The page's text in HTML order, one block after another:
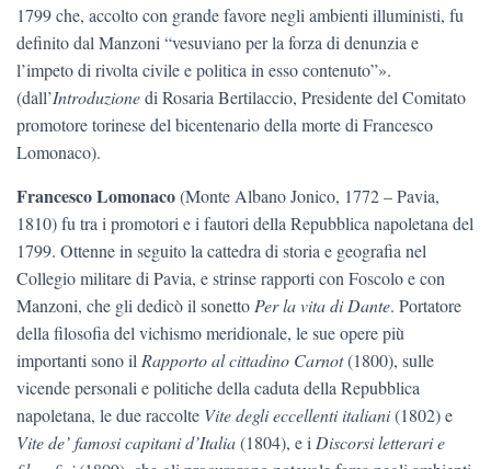
1799 che, accolto con grande favore negli ambienti illuministi, fu
definito dal Manzoni “vesuviano per la forza di denunzia e
l’impeto di rivolta civile e politica in esso contenuto”».
(dall’Introduzionedi Rosaria Bertilaccio, Presidente del Comitato
promotore torinese del bicentenario della morte di Francesco
Lomonaco).
Francesco Lomonaco(Monte Albano Jonico, 1772 – Pavia,
1810) fu tra i promotori e i fautori della Repubblica napoletana del
1799. Ottenne in seguito la cattedra di storia e geografia nel
Collegio militare di Pavia, e strinse rapporti con Foscolo e con
Manzoni, che gli dedicò il sonetto Per la vita di Dante. Portatore
della filosofia del vichismo meridionale, le sue opere più
importanti sono il Rapporto al cittadino Carnot(1800), sulle
vicende personali e politiche della caduta della Repubblica
napoletana, le due raccolte Vite degli eccellenti italiani(1802) e
Vite de’ famosi capitani d’Italia(1804), e i Discorsi letterari e